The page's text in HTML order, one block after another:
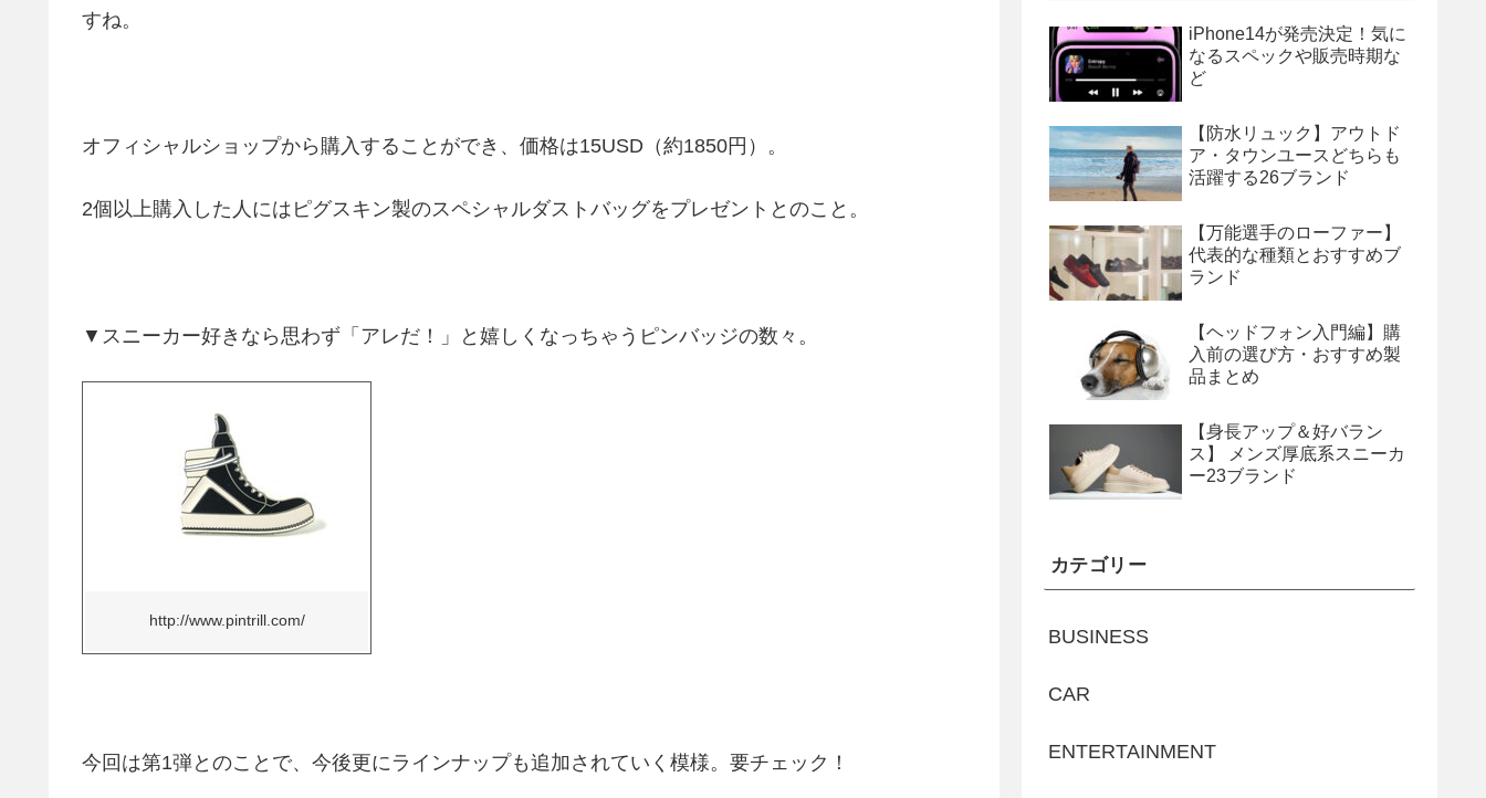
すね。
オフィシャルショップから購入することができ、価格は15USD（約1850円）。
2個以上購入した人にはピグスキン製のスペシャルダストバッグをプレゼントとのこと。
▼スニーカー好きなら思わず「アレだ！」と嬉しくなっちゃうピンバッジの数々。
http://www.pintrill.com/
今回は第1弾とのことで、今後更にラインナップも追加されていく模様。要チェック！
iPhone14が発売決定！気に
なるスペックや販売時期な
ど
【防水リュック】アウトド
ア・タウンユースどちらも
活躍する26ブランド
【万能選手のローファー】
代表的な種類とおすすめブ
ランド
【ヘッドフォン入門編】購
入前の選び方・おすすめ製
品まとめ
【身長アップ＆好バラン
ス】 メンズ厚底系スニーカ
ー23ブランド
カテゴリー
BUSINESS
CAR
ENTERTAINMENT